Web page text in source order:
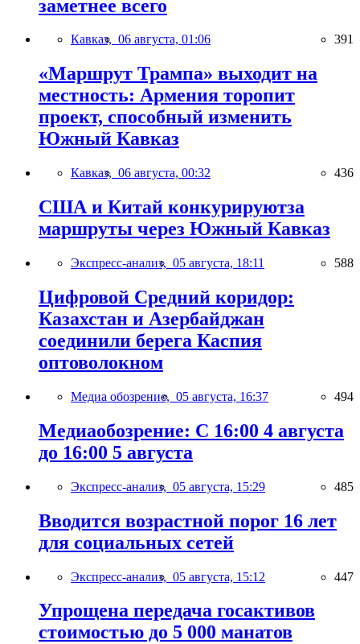
заметнее всего
Кавказ, 06 августа, 01:06 391
«Маршрут Трампа» выходит на
местность: Армения торопит
проект, способный изменить
Южный Кавказ
Кавказ, 06 августа, 00:32 436
США и Китай конкурируютза
маршруты через Южный Кавказ
Экспресс-анализ, 05 августа, 18:11 588
Цифровой Средний коридор:
Казахстан и Азербайджан
соединили берега Каспия
оптоволокном
Медиа обозрение, 05 августа, 16:37 494
Медиаобозрение: С 16:00 4 августа
до 16:00 5 августа
Экспресс-анализ, 05 августа, 15:29 485
Вводится возрастной порог 16 лет
для социальных сетей
Экспресс-анализ, 05 августа, 15:12 447
Упрощена передача госактивов
стоимостью до 5 000 манатов